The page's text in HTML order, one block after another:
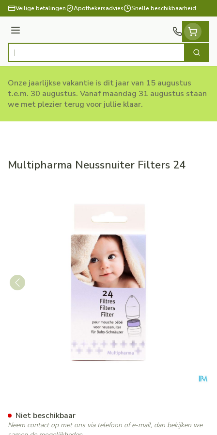
Ga naar de inhoud
Veilige betalingen Apothekersadvies Snelle beschikbaarheid
Menu
Product, merk, categorie... Zoek
Onze jaarlijkse vakantie is dit jaar van 15 augustus
t.e.m. 30 augustus. Vanaf maandag 31 augustus staan
we met plezier terug voor jullie klaar.
Multipharma Neussnuiter Filters 24
Niet beschikbaar
Neem contact op met ons via telefoon of e-mail, dan bekijken we